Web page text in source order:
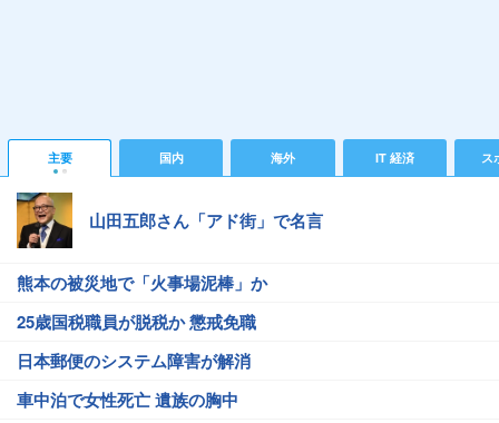
主要 国内 海外 IT 経済 ス
山田五郎さん「アド街」で名言
熊本の被災地で「火事場泥棒」か
25歳国税職員が脱税か 懲戒免職
日本郵便のシステム障害が解消
車中泊で女性死亡 遺族の胸中